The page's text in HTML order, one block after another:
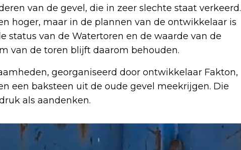
van de gevel, die in zeer slechte staat verkeerd.
hoger, maar in de plannen van de ontwikkelaar is
van de Watertoren en de waarde van de
van de toren blijft daarom behouden.
georganiseerd door ontwikkelaar Fakton,
een baksteen uit de oude gevel meekrijgen. Die
als aandenken.